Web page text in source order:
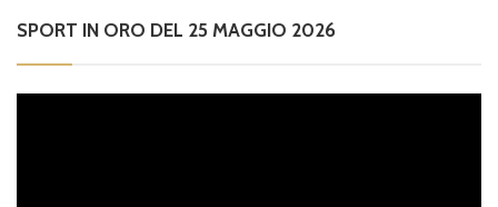
SPORT IN ORO DEL 25 MAGGIO 2026